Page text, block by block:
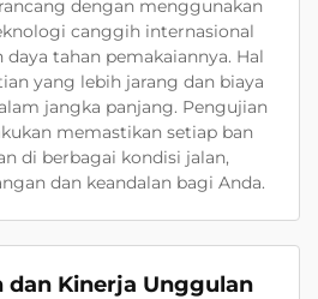
dengan menggunakan
canggih internasional
tahan pemakaiannya. Hal
yang lebih jarang dan biaya
jangka panjang. Pengujian
memastikan setiap ban
di berbagai kondisi jalan,
dan keandalan bagi Anda.
dan Kinerja Unggulan